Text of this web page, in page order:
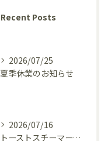
Recent Posts
2026/07/25
夏季休業のお知らせ
2026/07/16
トーストスチーマーで、いつものパンが少し変わった話